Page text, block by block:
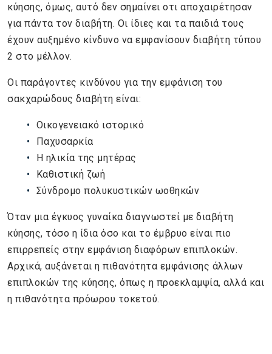
κύησης, όμως, αυτό δεν σημαίνει οτι αποχαιρέτησαν
για πάντα τον διαβήτη. Οι ίδιες και τα παιδιά τους
έχουν αυξημένο κίνδυνο να εμφανίσουν διαβήτη τύπου
2 στο μέλλον.
Οι παράγοντες κινδύνου για την εμφάνιση του
σακχαρώδους διαβήτη είναι:
Οικογενειακό ιστορικό
Παχυσαρκία
Η ηλικία της μητέρας
Καθιστική ζωή
Σύνδρομο πολυκυστικών ωοθηκών
Όταν μια έγκυος γυναίκα διαγνωστεί με διαβήτη
κύησης, τόσο η ίδια όσο και το έμβρυο είναι πιο
επιρρεπείς στην εμφάνιση διαφόρων επιπλοκών.
Αρχικά, αυξάνεται η πιθανότητα εμφάνισης άλλων
επιπλοκών της κύησης, όπως η προεκλαμψία, αλλά και
η πιθανότητα πρόωρου τοκετού.